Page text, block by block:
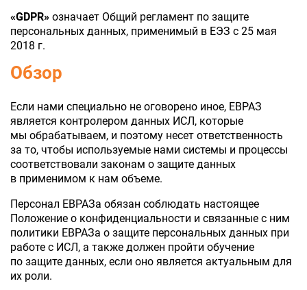
«GDPR» означает Общий регламент по защите
персональных данных, применимый в ЕЭЗ с 25 мая
2018 г.
Обзор
Если нами специально не оговорено иное, ЕВРАЗ
является контролером данных ИСЛ, которые
мы обрабатываем, и поэтому несет ответственность
за то, чтобы используемые нами системы и процессы
соответствовали законам о защите данных
в применимом к нам объеме.
Персонал ЕВРАЗа обязан соблюдать настоящее
Положение о конфиденциальности и связанные с ним
политики ЕВРАЗа о защите персональных данных при
работе с ИСЛ, а также должен пройти обучение
по защите данных, если оно является актуальным для
их роли.